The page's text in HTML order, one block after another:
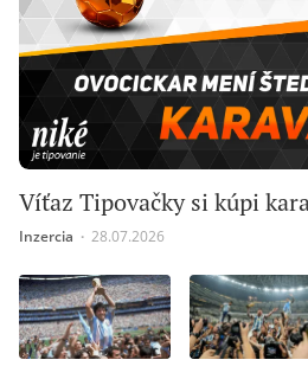
Víťaz Tipovačky si kúpi
Inzercia ∙ 28.07.2026